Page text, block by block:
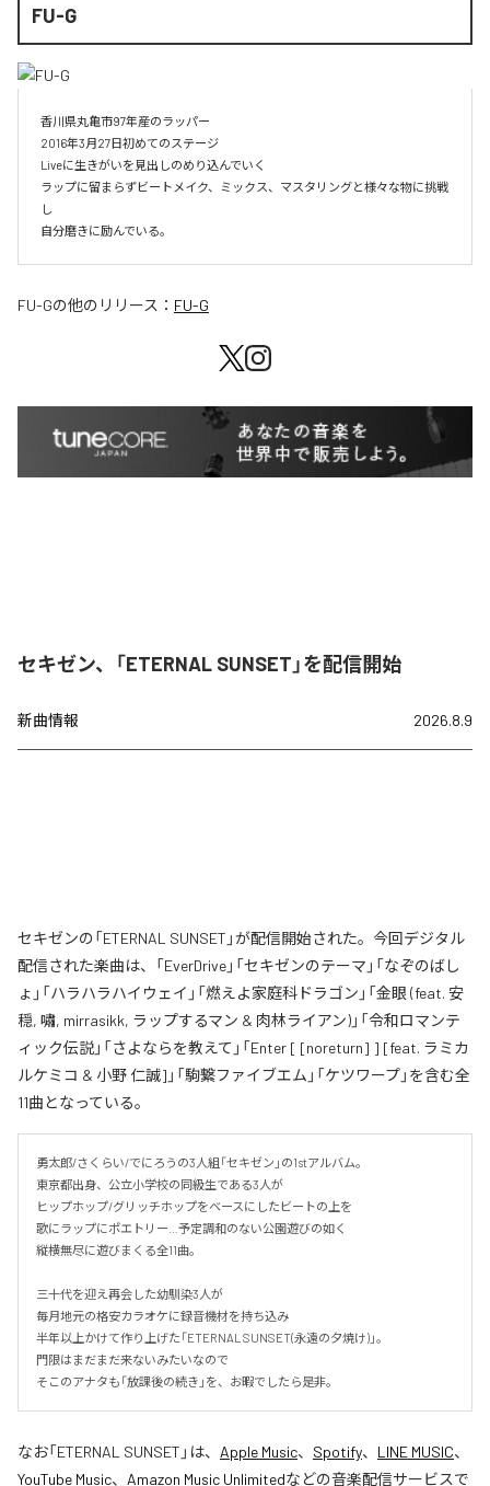
FU-G
香川県丸亀市97年産のラッパー
2016年3月27日初めてのステージ
Liveに生きがいを見出しのめり込んでいく
ラップに留まらずビートメイク、ミックス、マスタリングと様々な物に挑戦
し
自分磨きに励んでいる。
FU-Gの他のリリース： FU-G
セキゼン、「ETERNAL SUNSET」を配信開始
新曲情報 2026.8.9
セキゼンの「ETERNAL SUNSET」が配信開始された。今回デジタル
配信された楽曲は、「EverDrive」「セキゼンのテーマ」「なぞのばし
ょ」「ハラハラハイウェイ」「燃えよ家庭科ドラゴン」「金眼 (feat. 安
穏, 嘯, mirrasikk, ラップするマン & 肉林ライアン)」「令和ロマンテ
ィック伝説」「さよならを教えて」「Enter [ [noreturn] ] [feat. ラミカ
ルケミコ & 小野 仁誠]」「駒繋ファイブエム」「ケツワープ」を含む全
11曲となっている。
勇太郎/さくらい/でにろうの3人組「セキゼン」の1stアルバム。
東京都出身、公立小学校の同級生である3人が
ヒップホップ/グリッチホップをベースにしたビートの上を
歌にラップにポエトリー…予定調和のない公園遊びの如く
縦横無尽に遊びまくる全11曲。
三十代を迎え再会した幼馴染3人が
毎月地元の格安カラオケに録音機材を持ち込み
半年以上かけて作り上げた「ETERNAL SUNSET(永遠の夕焼け)」。
門限はまだまだ来ないみたいなので
そこのアナタも「放課後の続き」を、お暇でしたら是非。
なお「ETERNAL SUNSET 」は、 Apple Music、 Spotify、 LINE MUSIC、
YouTube Music、 Amazon Music Unlimitedなどの音楽配信サービスで